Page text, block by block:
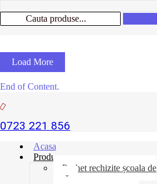
Load More
End of Content.
0723 221 856
Acasa
Produse
Pachet rechizite școala de
vară